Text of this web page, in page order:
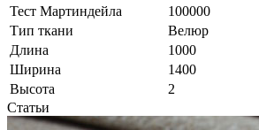
Тест Мартиндейла
100000
Тип ткани
Велюр
Длина
1000
Ширина
1400
Высота
2
Статьи